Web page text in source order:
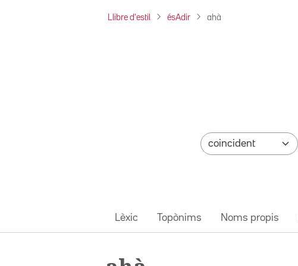
Llibre d'estil ésAdir ahà
Lèxic Topònims Noms propis